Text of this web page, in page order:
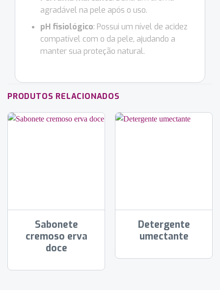
agradável na pele após o uso.
pH fisiológico: Possui um nível de acidez
compatível com o da pele, ajudando a
manter sua proteção natural.
PRODUTOS RELACIONADOS
Sabonete
cremoso erva
doce
Detergente
umectante